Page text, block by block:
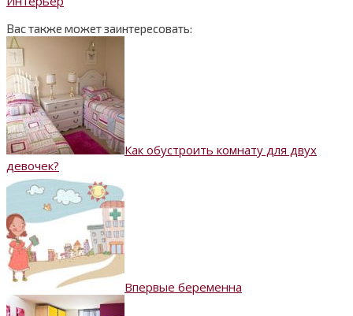
Вас также может заинтересовать:
Как обустроить комнату для двух
девочек?
Впервые беременна